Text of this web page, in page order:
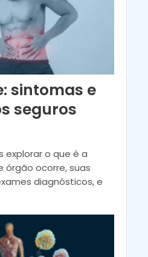
sintomas e
seguros
explorar o que é a
órgão ocorre, suas
diagnósticos, e